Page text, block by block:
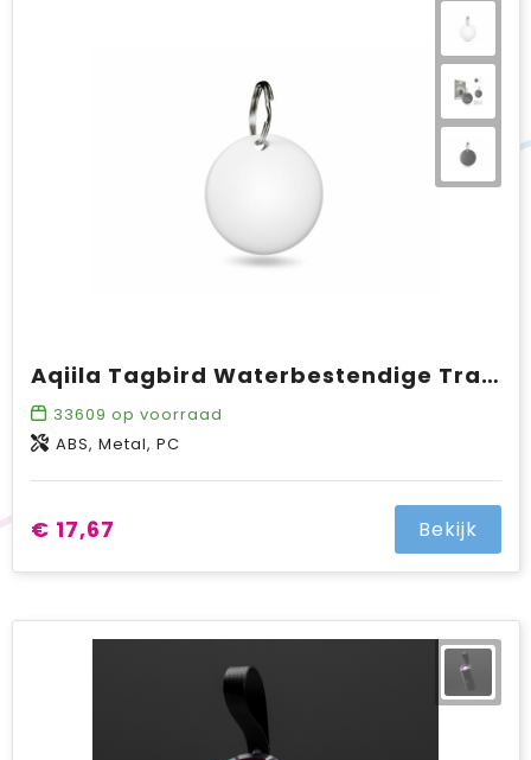
Aqiila Tagbird Waterbestendige Tracker met sleutelring
33609 op voorraad
ABS, Metal, PC
€ 17,67 Bekijk